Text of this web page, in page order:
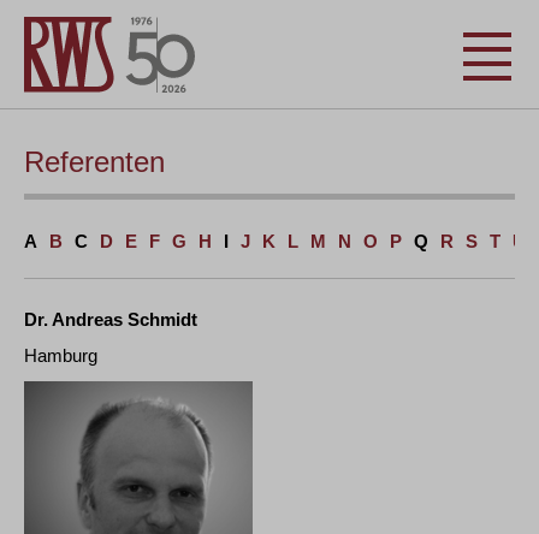
Referenten
A B C D E F G H I J K L M N O P Q R S T U
Dr. Andreas Schmidt
Hamburg